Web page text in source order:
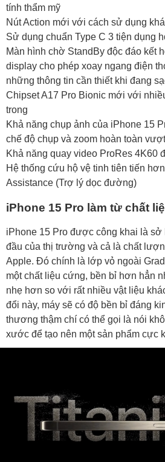
tính thẩm mỹ
Nút Action mới với cách sử dụng
Sử dụng chuẩn Type C 3 tiện dụng
Màn hình chờ StandBy độc đáo kết
display cho phép xoay ngang điện
những thông tin cần thiết khi đang
Chipset A17 Pro Bionic mới với
trong
Khả năng chụp ảnh của iPhone 15
chế độ chụp và zoom hoàn toàn
Khả năng quay video ProRes 4K60
Hệ thống cứu hộ vệ tinh tiên tiến
Assistance (Trợ lý dọc đường)
iPhone 15 Pro làm từ chất
iPhone 15 Pro được công khai là sở
đầu của thị trường và cả là chất
Apple. Đó chính là lớp vỏ ngoài
một chất liệu cứng, bền bỉ hơn hẳn
nhẹ hơn so với rất nhiều vật liệu
đổi này, máy sẽ có độ bền bỉ đáng
thương thậm chí có thể gọi là nói
xước để tạo nên một sản phẩm cực